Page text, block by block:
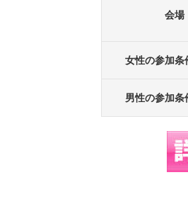
会場
女性の参加条
男性の参加条